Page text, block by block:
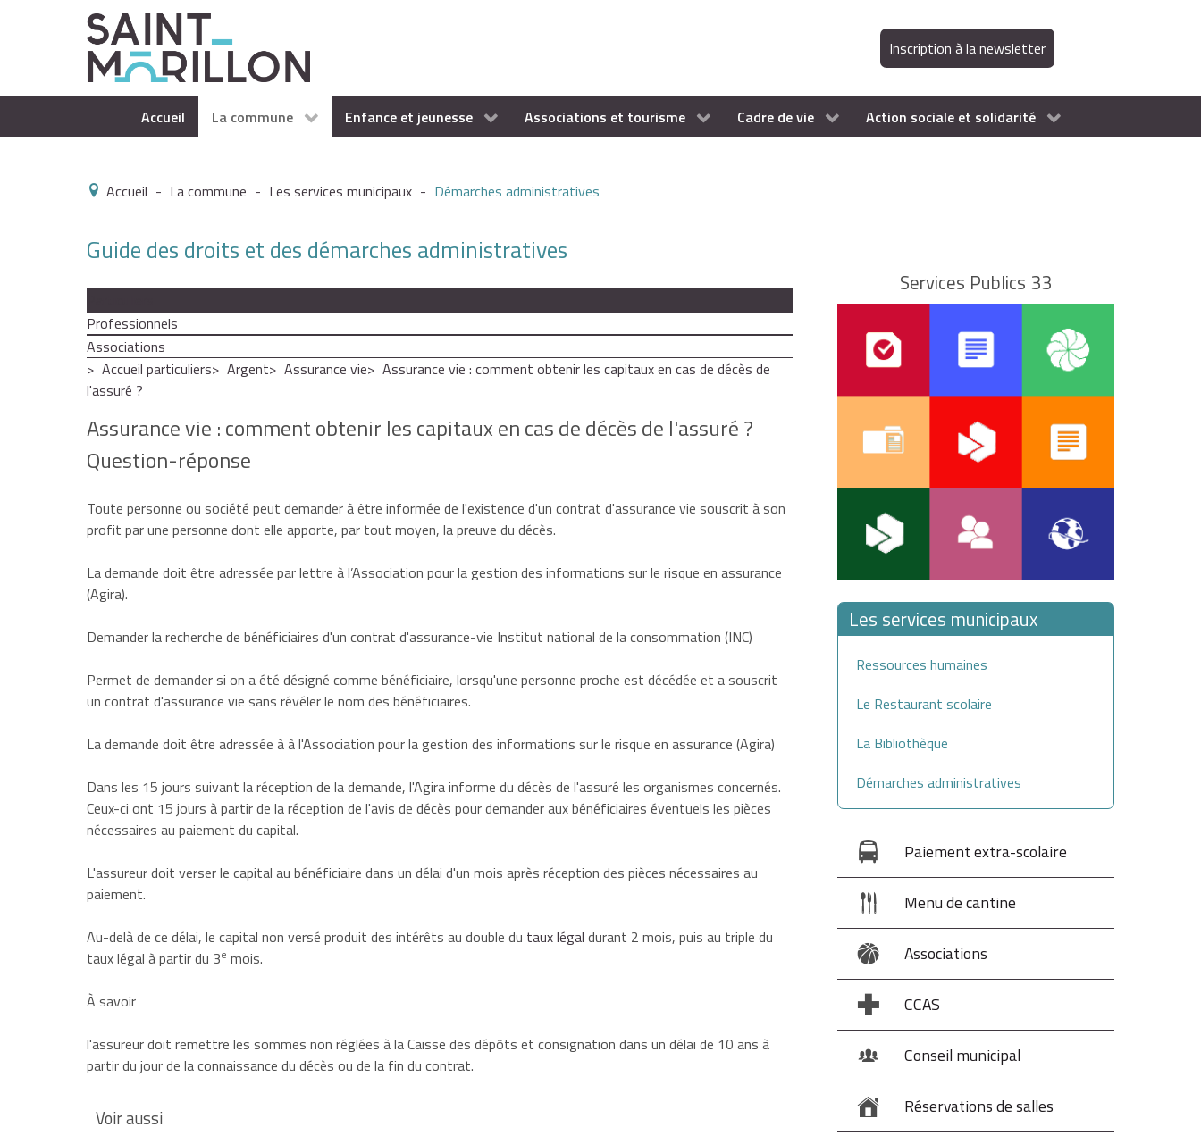
Inscription à la newsletter
Accueil La commune Enfance et jeunesse Associations et tourisme Cadre de vie Action sociale et solidarité
Accueil - La commune - Les services municipaux - Démarches administratives
Guide des droits et des démarches administratives
Professionnels
Associations
Accueil particuliers
Argent Assurance vie
Assurance vie : comment obtenir les capitaux en cas de décès de
l'assuré ?
Assurance vie : comment obtenir les capitaux en cas de décès de l'assuré ?
Question-réponse
Toute personne ou société peut demander à être informée de l'existence d'un contrat d'assurance vie souscrit à son
profit par une personne dont elle apporte, par tout moyen, la preuve du décès.
La demande doit être adressée par lettre à l’Association pour la gestion des informations sur le risque en assurance
(Agira).
Demander la recherche de bénéficiaires d'un contrat d'assurance-vie Institut national de la consommation (INC)
Permet de demander si on a été désigné comme bénéficiaire, lorsqu'une personne proche est décédée et a souscrit
un contrat d'assurance vie sans révéler le nom des bénéficiaires.
La demande doit être adressée à à l'Association pour la gestion des informations sur le risque en assurance (Agira)
Dans les 15 jours suivant la réception de la demande, l'Agira informe du décès de l'assuré les organismes concernés.
Ceux-ci ont 15 jours à partir de la réception de l'avis de décès pour demander auxbénéficiaires éventuels les pièces
nécessaires au paiement du capital.
L'assureur doit verser le capital au bénéficiaire dans un délai d'un mois après réception des pièces nécessaires au
paiement.
Au-delà de ce délai, le capital non versé produit des intérêts au double du taux légal durant 2 mois, puis au triple du
taux légal à partir du 3e mois.
À savoir
l'assureur doit remettre les sommes non réglées à la Caisse des dépôts et consignation dans un délai de 10 ans à
partir du jour de la connaissance du décès ou de la fin du contrat.
Voir aussi
Services Publics 33
Les services municipaux
Ressources humaines
Le Restaurant scolaire
La Bibliothèque
Démarches administratives
Paiement extra-scolaire
Menu de cantine
Associations
CCAS
Conseil municipal
Réservations de salles